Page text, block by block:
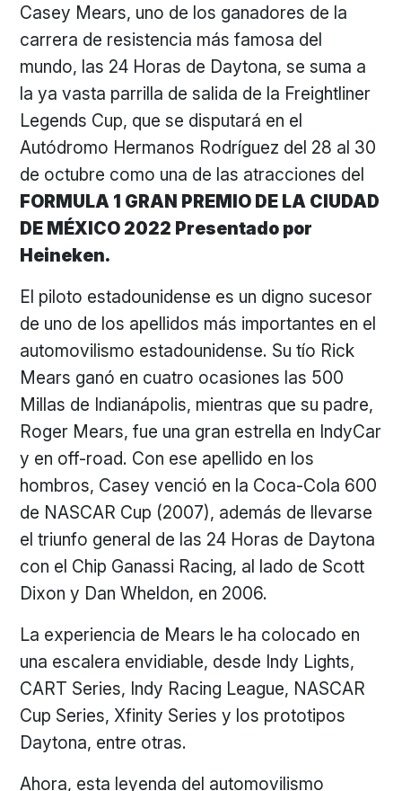
Casey Mears, uno de los ganadores de la
carrera de resistencia más famosa del
mundo, las 24 Horas de Daytona, se suma a
la ya vasta parrilla de salida de la Freightliner
Legends Cup, que se disputará en el
Autódromo Hermanos Rodríguez del 28 al 30
de octubre como una de las atracciones del
FORMULA 1 GRAN PREMIO DE LA CIUDAD
DE MÉXICO 2022 Presentado por
Heineken.
El piloto estadounidense es un digno sucesor
de uno de los apellidos más importantes en el
automovilismo estadounidense. Su tío Rick
Mears ganó en cuatro ocasiones las 500
Millas de Indianápolis, mientras que su padre,
Roger Mears, fue una gran estrella en IndyCar
y en off-road. Con ese apellido en los
hombros, Casey venció en la Coca-Cola 600
de NASCAR Cup (2007), además de llevarse
el triunfo general de las 24 Horas de Daytona
con el Chip Ganassi Racing, al lado de Scott
Dixon y Dan Wheldon, en 2006.
La experiencia de Mears le ha colocado en
una escalera envidiable, desde Indy Lights,
CART Series, Indy Racing League, NASCAR
Cup Series, Xfinity Series y los prototipos
Daytona, entre otras.
Ahora, esta leyenda del automovilismo